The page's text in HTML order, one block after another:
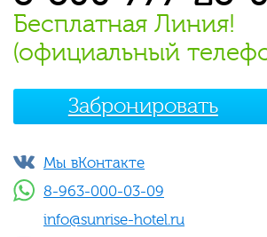
Бесплатная Линия!
(официальный
Забронировать
Мы вКонтакте
8-963-000-03-09
info@sunrise-hotel.ru